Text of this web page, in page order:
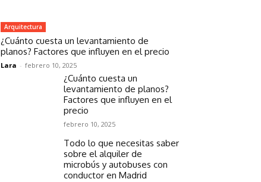
Arquitectura
¿Cuánto cuesta un levantamiento de
planos? Factores que influyen en el precio
Lara - febrero 10, 2025
¿Cuánto cuesta un
levantamiento de planos?
Factores que influyen en el
precio
febrero 10, 2025
Todo lo que necesitas saber
sobre el alquiler de
microbús y autobuses con
conductor en Madrid